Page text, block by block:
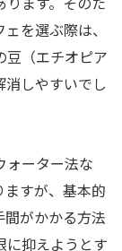
を選ぶ際は、
豆（エチオピア
しやすいでし
ォーター法な
ますが、基本的
がかかる方法
に抑えようとす